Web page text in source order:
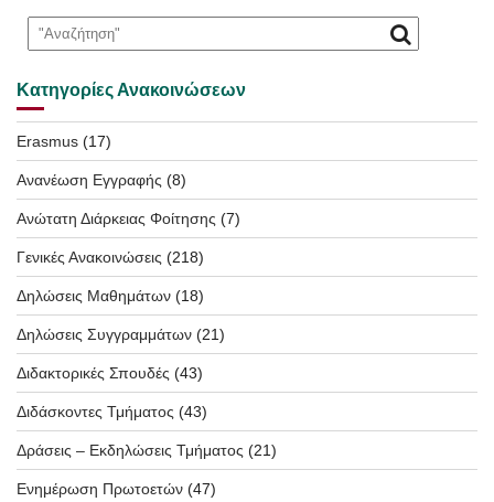
Κατηγορίες Ανακοινώσεων
Erasmus (17)
Ανανέωση Εγγραφής (8)
Ανώτατη Διάρκειας Φοίτησης (7)
Γενικές Ανακοινώσεις (218)
Δηλώσεις Μαθημάτων (18)
Δηλώσεις Συγγραμμάτων (21)
Διδακτορικές Σπουδές (43)
Διδάσκοντες Τμήματος (43)
Δράσεις – Εκδηλώσεις Τμήματος (21)
Ενημέρωση Πρωτοετών (47)